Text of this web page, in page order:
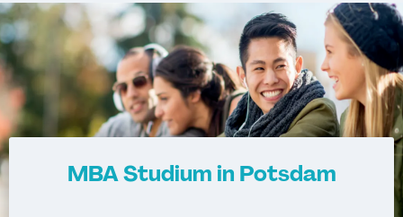
MBA Studium in Potsdam